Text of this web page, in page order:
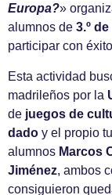
Europa?»
alumnos de 3.º
participar con
Esta actividad
madrileños por la
de juegos de
dado y el propio
alumnos Marcos
Jiménez, ambos
consiguieron